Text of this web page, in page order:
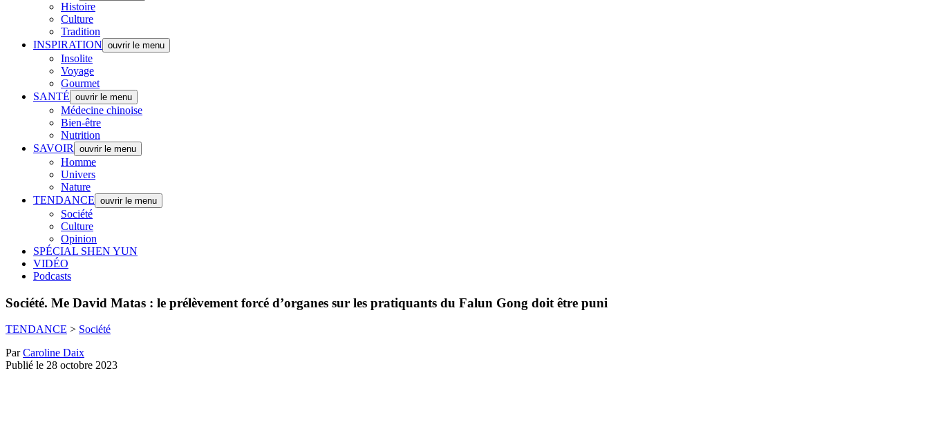
Histoire
Culture
Tradition
INSPIRATION ouvrir le menu
Insolite
Voyage
Gourmet
SANTÉ ouvrir le menu
Médecine chinoise
Bien-être
Nutrition
SAVOIR
ouvrir le menu
Homme
Univers
Nature
TENDANCE ouvrir le menu
Société
Culture
Opinion
SPÉCIAL SHEN YUN
VIDÉO
Podcasts
Société. Me David Matas : le prélèvement forcé d’organes sur les pratiquants du Falun Gong doit être puni
TENDANCE > Société
ParCaroline Daix
Publié le 28 octobre 2023